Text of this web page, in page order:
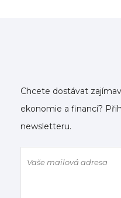
Chcete dostávat
ekonomie a financí?
newsletteru.